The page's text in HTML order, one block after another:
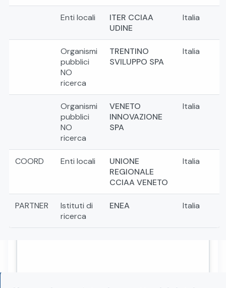
Enti locali
ITER CCIAA
UDINE
Italia
Organismi
pubblici
NO
ricerca
TRENTINO
SVILUPPO SPA
Italia
Organismi
pubblici
NO
ricerca
VENETO
INNOVAZIONE
SPA
Italia
COORD Enti locali
UNIONE
REGIONALE
CCIAA VENETO
Italia
PARTNER
Istituti di
ricerca
ENEA Italia